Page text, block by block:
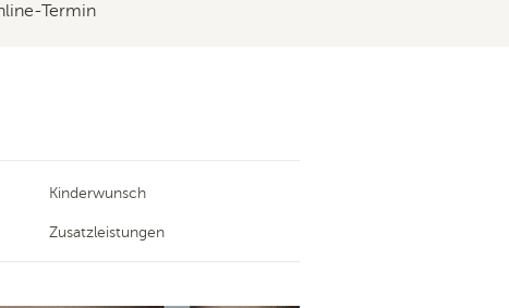
Termin
Kinderwunsch
Zusatzleistungen